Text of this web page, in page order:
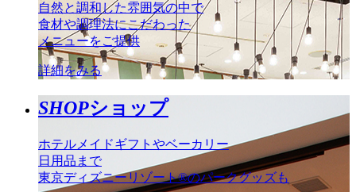
自然と調和した雰囲気の中で
食材や調理法にこだわった
メニューをご提供
詳細をみる
SHOPショップ
ホテルメイドギフトやベーカリー
日用品まで
東京ディズニーリゾート®のパークグッズも